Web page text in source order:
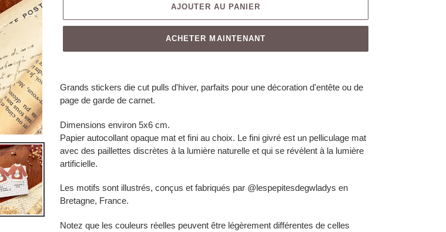
AJOUTER AU PANIER
ACHETER MAINTENANT
Grands stickers die cut pulls d'hiver, parfaits pour une décoration d'entête ou de
page de garde de carnet.
Dimensions environ 5x6 cm.
Papier autocollant opaque mat et fini au choix. Le fini givré est un pelliculage mat
avec des paillettes discrètes à la lumière naturelle et qui se révèlent à la lumière
artificielle.
Les motifs sont illustrés, conçus et fabriqués par @lespepitesdegwladys en
Bretagne, France.
Notez que les couleurs réelles peuvent être légèrement différentes de celles